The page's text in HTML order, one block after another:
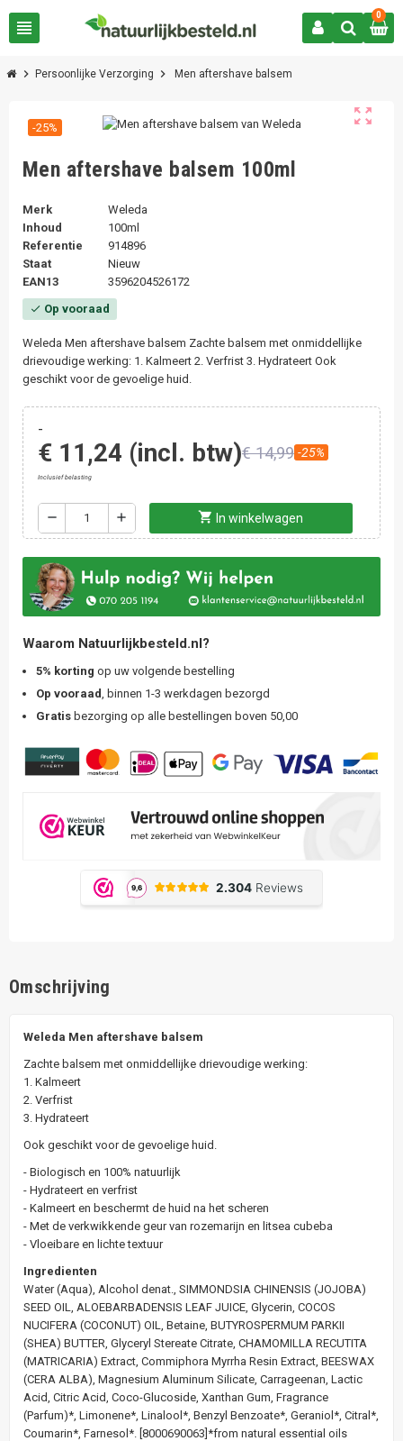
view_headline
0
chevron_right Persoonlijke Verzorging chevron_right Men aftershave balsem
zoom_out_map
-25%
Men aftershave balsem 100ml
Merk
Weleda
Inhoud
100ml
Referentie
914896
Staat
Nieuw
EAN13
3596204526172
check Op vooraad
Weleda Men aftershave balsem Zachte balsem met onmiddellijke
drievoudige werking: 1. Kalmeert 2. Verfrist 3. Hydrateert Ook
geschikt voor de gevoelige huid.
-
€ 11,24 (incl. btw)€ 14,99 -25%
Inclusief belasting
remove add shopping_cart In winkelwagen
Waarom Natuurlijkbesteld.nl?
5% korting op uw volgende bestelling
Op vooraad
, binnen 1-3 werkdagen bezorgd
Gratis bezorging op alle bestellingen boven 50,00
Omschrijving
Weleda Men aftershave balsem
Zachte balsem met onmiddellijke drievoudige werking:
1. Kalmeert
2. Verfrist
3. Hydrateert
Ook geschikt voor de gevoelige huid.
- Biologisch en 100% natuurlijk
- Hydrateert en verfrist
- Kalmeert en beschermt de huid na het scheren
- Met de verkwikkende geur van rozemarijn en litsea cubeba
- Vloeibare en lichte textuur
Ingredienten
Water (Aqua), Alcohol denat., SIMMONDSIA CHINENSIS (JOJOBA)
SEED OIL, ALOEBARBADENSIS LEAF JUICE, Glycerin, COCOS
NUCIFERA (COCONUT) OIL, Betaine, BUTYROSPERMUM PARKII
(SHEA) BUTTER, Glyceryl Stereate Citrate, CHAMOMILLA RECUTITA
(MATRICARIA) Extract, Commiphora Myrrha Resin Extract, BEESWAX
(CERA ALBA), Magnesium Aluminum Silicate, Carrageenan, Lactic
Acid, Citric Acid, Coco-Glucoside, Xanthan Gum, Fragrance
(Parfum)*, Limonene*, Linalool*, Benzyl Benzoate*, Geraniol*, Citral*,
Coumarin*, Farnesol*. [8000690063]*from natural essential oils